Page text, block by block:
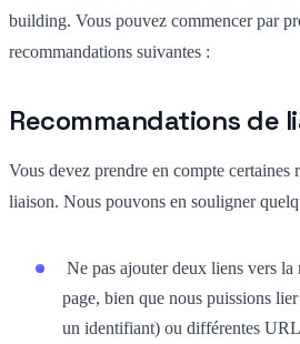
building. Vous pouvez commencer par
recommandations suivantes :
Recommandations de
Vous devez prendre en compte certaines
liaison. Nous pouvons en souligner
Ne pas ajouter deux liens vers
page, bien que nous puissions
un identifiant) ou différentes